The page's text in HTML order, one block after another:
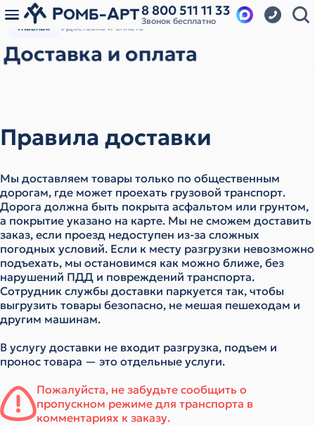
8 800 511 11 33
Звонок бесплатно
Главная Доставка и оплата
Доставка и оплата
Правила доставки
Мы доставляем товары только по общественным
дорогам, где может проехать грузовой транспорт.
Дорога должна быть покрыта асфальтом или грунтом,
а покрытие указано на карте. Мы не сможем доставить
заказ, если проезд недоступен из-за сложных
погодных условий. Если к месту разгрузки невозможно
подъехать, мы остановимся как можно ближе, без
нарушений ПДД и повреждений транспорта.
Сотрудник службы доставки паркуется так, чтобы
выгрузить товары безопасно, не мешая пешеходам и
другим машинам.
В услугу доставки не входит разгрузка, подъем и
пронос товара — это отдельные услуги.
Пожалуйста, не забудьте сообщить о
пропускном режиме для транспорта в
комментариях к заказу.